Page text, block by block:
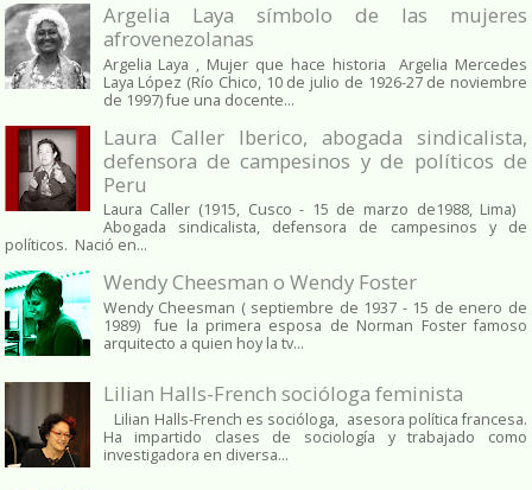
Argelia Laya símbolo de las mujeres
afrovenezolanas
Argelia Laya , Mujer que hace historia Argelia Mercedes
Laya López (Río Chico, 10 de julio de 1926-27 de noviembre
de 1997) fue una docente...
Laura Caller Iberico, abogada sindicalista,
defensora de campesinos y de políticos de
Peru
Laura Caller (1915, Cusco - 15 de marzo de1988, Lima)
Abogada sindicalista, defensora de campesinos y de
políticos. Nació en...
Wendy Cheesman o Wendy Foster
Wendy Cheesman ( septiembre de 1937 - 15 de enero de
1989) fue la primera esposa de Norman Foster famoso
arquitecto a quien hoy la tv...
Lilian Halls-French socióloga feminista
Lilian Halls-French es socióloga, asesora política francesa.
Ha impartido clases de sociología y trabajado como
investigadora en diversa...